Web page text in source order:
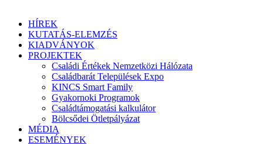
HÍREK
KUTATÁS-ELEMZÉS
KIADVÁNYOK
PROJEKTEK
Családi Értékek Nemzetközi Hálózata
Családbarát Települések Expo
KINCS Smart Family
Gyakornoki Programok
Családtámogatási kalkulátor
Bölcsődei Ötletpályázat
MÉDIA
ESEMÉNYEK